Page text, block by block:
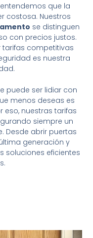
que la
costosa. Nuestros
se distinguen
con precios justos.
tarifas competitivas
es nuestra
puede ser lidiar con
menos deseas es
eso, nuestras tarifas
siempre un
Desde abrir puertas
generación y
soluciones eficientes